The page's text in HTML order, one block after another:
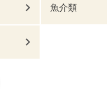
魚介類